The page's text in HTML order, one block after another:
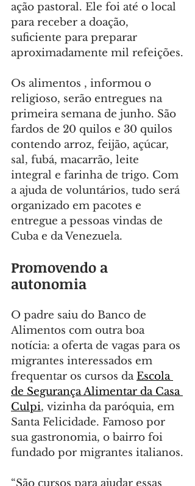
ação pastoral. Ele foi até o local
para receber a doação,
suficiente para preparar
aproximadamente mil refeições.
Os alimentos , informou o
religioso, serão entregues na
primeira semana de junho. São
fardos de 20 quilos e 30 quilos
contendo arroz, feijão, açúcar,
sal, fubá, macarrão, leite
integral e farinha de trigo. Com
a ajuda de voluntários, tudo será
organizado em pacotes e
entregue a pessoas vindas de
Cuba e da Venezuela.
Promovendo a
autonomia
O padre saiu do Banco de
Alimentos com outra boa
notícia: a oferta de vagas para os
migrantes interessados em
frequentar os cursos da Escola
de Segurança Alimentar da Casa
Culpi, vizinha da paróquia, em
Santa Felicidade. Famoso por
sua gastronomia, o bairro foi
fundado por migrantes italianos.
“São cursos para ajudar essas